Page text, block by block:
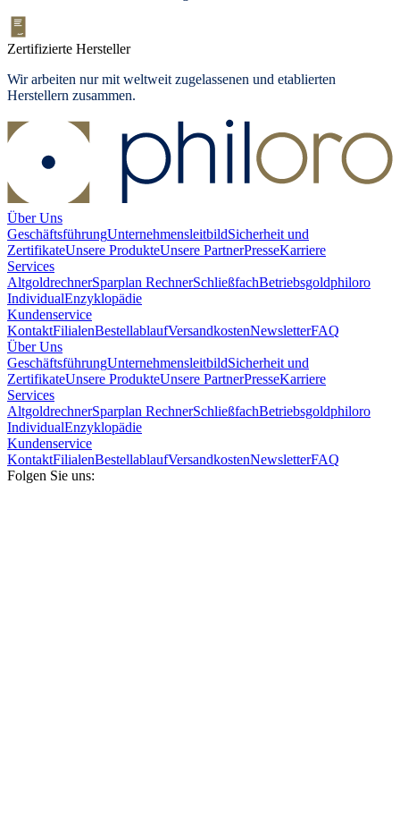
Zertifizierte Hersteller
Wir arbeiten nur mit weltweit zugelassenen und etablierten
Herstellern zusammen.
Über Uns
GeschäftsführungUnternehmensleitbildSicherheit und
ZertifikateUnsere ProdukteUnsere PartnerPresseKarriere
Services
AltgoldrechnerSparplan RechnerSchließfachBetriebsgoldphiloro
IndividualEnzyklopädie
Kundenservice
KontaktFilialenBestellablaufVersandkostenNewsletterFAQ
Über Uns
GeschäftsführungUnternehmensleitbildSicherheit und
ZertifikateUnsere ProdukteUnsere PartnerPresseKarriere
Services
AltgoldrechnerSparplan RechnerSchließfachBetriebsgoldphiloro
IndividualEnzyklopädie
Kundenservice
KontaktFilialenBestellablaufVersandkostenNewsletterFAQ
Folgen Sie uns: